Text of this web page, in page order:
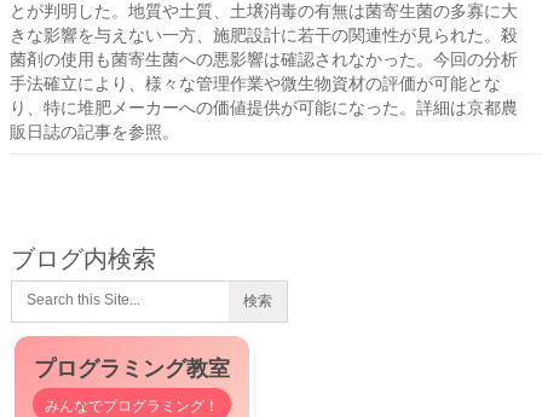
とが判明した。地質や土質、土壌消毒の有無は菌寄生菌の多寡に大
きな影響を与えない一方、施肥設計に若干の関連性が見られた。殺
菌剤の使用も菌寄生菌への悪影響は確認されなかった。今回の分析
手法確立により、様々な管理作業や微生物資材の評価が可能とな
り、特に堆肥メーカーへの価値提供が可能になった。詳細は京都農
販日誌の記事を参照。
ブログ内検索
プログラミング教室
みんなでプログラミング！